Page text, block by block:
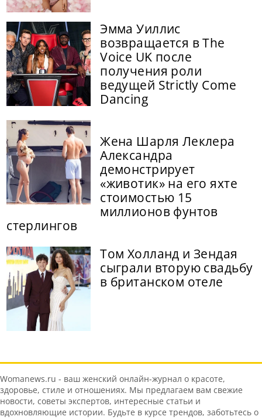
Эмма Уиллис
возвращается в The
Voice UK после
получения роли
ведущей Strictly Come
Dancing
Жена Шарля Леклера
Александра
демонстрирует
«животик» на его яхте
стоимостью 15
миллионов фунтов
стерлингов
Том Холланд и Зендая
сыграли вторую свадьбу
в британском отеле
Womanews.ru - ваш женский онлайн-журнал о красоте,
здоровье, стиле и отношениях. Мы предлагаем вам свежие
новости, советы экспертов, интересные статьи и
вдохновляющие истории. Будьте в курсе трендов, заботьтесь о